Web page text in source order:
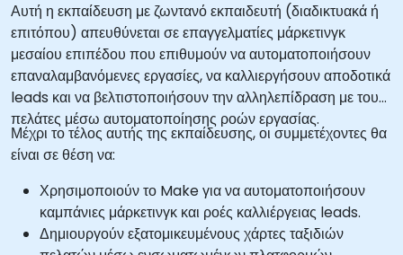
Αυτή η εκπαίδευση με ζωντανό εκπαιδευτή (διαδικτυακά ή
επιτόπου) απευθύνεται σε επαγγελματίες μάρκετινγκ
μεσαίου επιπέδου που επιθυμούν να αυτοματοποιήσουν
επαναλαμβανόμενες εργασίες, να καλλιεργήσουν αποδοτικά
leads και να βελτιστοποιήσουν την αλληλεπίδραση με τους
πελάτες μέσω αυτοματοποίησης ροών εργασίας.
Μέχρι το τέλος αυτής της εκπαίδευσης, οι συμμετέχοντες θα
είναι σε θέση να:
Χρησιμοποιούν το Make για να αυτοματοποιήσουν
καμπάνιες μάρκετινγκ και ροές καλλιέργειας leads.
Δημιουργούν εξατομικευμένους χάρτες ταξιδιών